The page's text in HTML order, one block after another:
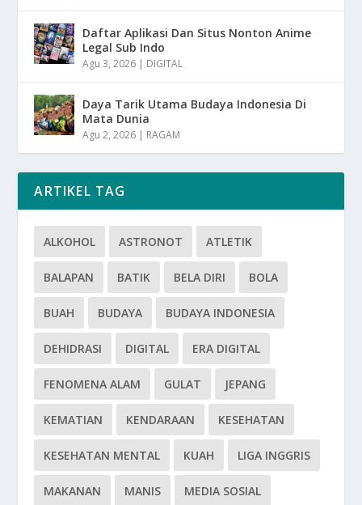
Daftar Aplikasi Dan Situs Nonton Anime
Legal Sub Indo
Agu 3, 2026 | DIGITAL
Daya Tarik Utama Budaya Indonesia Di
Mata Dunia
Agu 2, 2026 | RAGAM
ARTIKEL TAG
ALKOHOL ASTRONOT ATLETIK
BALAPAN BATIK BELA DIRI BOLA
BUAH BUDAYA BUDAYA INDONESIA
DEHIDRASI DIGITAL ERA DIGITAL
FENOMENA ALAM GULAT JEPANG
KEMATIAN KENDARAAN KESEHATAN
KESEHATAN MENTAL KUAH LIGA INGGRIS
MAKANAN MANIS MEDIA SOSIAL